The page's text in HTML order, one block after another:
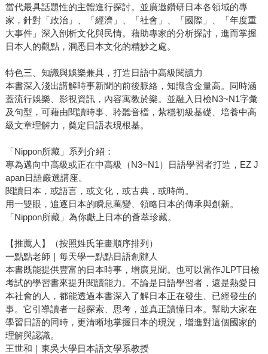
當代最具話題性的主體進行探討。並廣邀鑽研日本各領域的專
家，針對「政治」、「經濟」、「社會」、「國際」、「年度重
大事件」深入剖析文化與民情。藉助專家的分析探討，進而掌握
日本人的觀點，洞悉日本文化的精妙之處。
特色三、知識與娛樂兼具，打造日語中高級閱讀力
本書深入淺出講解時事新聞的前後脈絡，知識含金量高。同時涵
蓋流行娛樂、影視資訊，內容寓教於樂。並融入日檢N3~N1字彙
及句型，可藉由閱讀時事、聆聽音檔，紮穩初級基礎、培養中高
級文章理解力，奠定日語表現根基。
「Nippon所藏」系列介紹：
專為邁向中高級或正在中高級（N3~N1）日語學習者打造，EZ J
apan日語嚴選講座。
閱讀日本，或語言，或文化，或古典，或時尚。
用一雙眼，追逐日本的瞬息萬變、領略日本的傳承與創新。
「Nippon所藏」為你獻上日本的薈萃珍藏。
【推薦人】（按照姓氏筆畫順序排列）
一點點老師｜每天學一點點日語創辦人
本書既能提供豐富的日本時事，增廣見聞。也可以當作JLPT日檢
考試的學習書來提升閱讀能力。不論是日語學習者，還是熱愛日
本社會的人，都能透過本書深入了解日本正在發生、已經發生的
事。它引導讀者一起探索、思考，並真正讀懂日本。幫助大家在
學習日語的同時，更清晰地掌握日本的現況，增進對這個國家的
理解與認識。
王世和｜東吳大學日本語文學系教授